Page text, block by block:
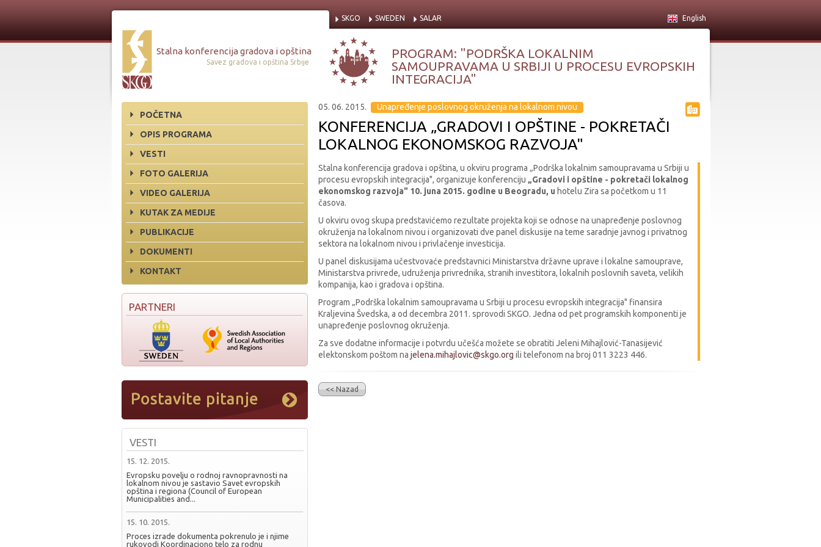
Stalna konferencija gradova i opština
Savez gradova i opština Srbije
SKGO SWEDEN SALAR English
PROGRAM: "PODRŠKA LOKALNIM
SAMOUPRAVAMA U SRBIJI U PROCESU EVROPSKIH
INTEGRACIJA"
POČETNA
OPIS PROGRAMA
VESTI
FOTO GALERIJA
VIDEO GALERIJA
KUTAK ZA MEDIJE
PUBLIKACIJE
DOKUMENTI
KONTAKT
PARTNERI
VESTI
15. 12. 2015.
Evropsku povelju o rodnoj ravnopravnosti na
lokalnom nivou je sastavio Savet evropskih
opština i regiona (Council of European
Municipalities and...
15. 10. 2015.
Proces izrade dokumenta pokrenulo je i njime
rukovodi Koordinaciono telo za rodnu
05. 06. 2015. Unapređenje poslovnog okruženja na lokalnom nivou
KONFERENCIJA „GRADOVI I OPŠTINE - POKRETAČI
LOKALNOG EKONOMSKOG RAZVOJA"
Stalna konferencija gradova i opština, u okviru programa „Podrška lokalnim samoupravama u Srbiji u
procesu evropskih integracija", organizuje konferenciju „Gradovi i opštine - pokretači lokalnog
ekonomskog razvoja" 10. juna 2015. godine u Beogradu, u hotelu Zira sa početkom u 11
časova.
U okviru ovog skupa predstavićemo rezultate projekta koji se odnose na unapređenje poslovnog
okruženja na lokalnom nivou i organizovati dve panel diskusije na teme saradnje javnog i privatnog
sektora na lokalnom nivou i privlačenje investicija.
U panel diskusijama učestvovaće predstavnici Ministarstva državne uprave i lokalne samouprave,
Ministarstva privrede, udruženja privrednika, stranih investitora, lokalnih poslovnih saveta, velikih
kompanija, kao i gradova i opština.
Program „Podrška lokalnim samoupravama u Srbiji u procesu evropskih integracija" finansira
Kraljevina Švedska, a od decembra 2011. sprovodi SKGO. Jedna od pet programskih komponenti je
unapređenje poslovnog okruženja.
Za sve dodatne informacije i potvrdu učešća možete se obratiti Jeleni Mihajlović-Tanasijević
elektonskom poštom na jelena.mihajlovic@skgo.org ili telefonom na broj 011 3223 446.
<< Nazad